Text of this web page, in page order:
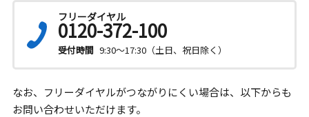
フリーダイヤル
0120-372-100
受付時間 9:30～17:30（土日、祝日除く）
なお、フリーダイヤルがつながりにくい場合は、以下からも
お問い合わせいただけます。